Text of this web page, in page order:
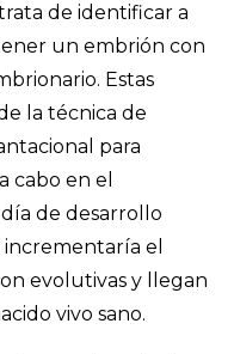
de identificar a
un embrión con
Estas
la técnica de
para
cabo en el
de desarrollo
el
evolutivas y llegan
vivo sano.